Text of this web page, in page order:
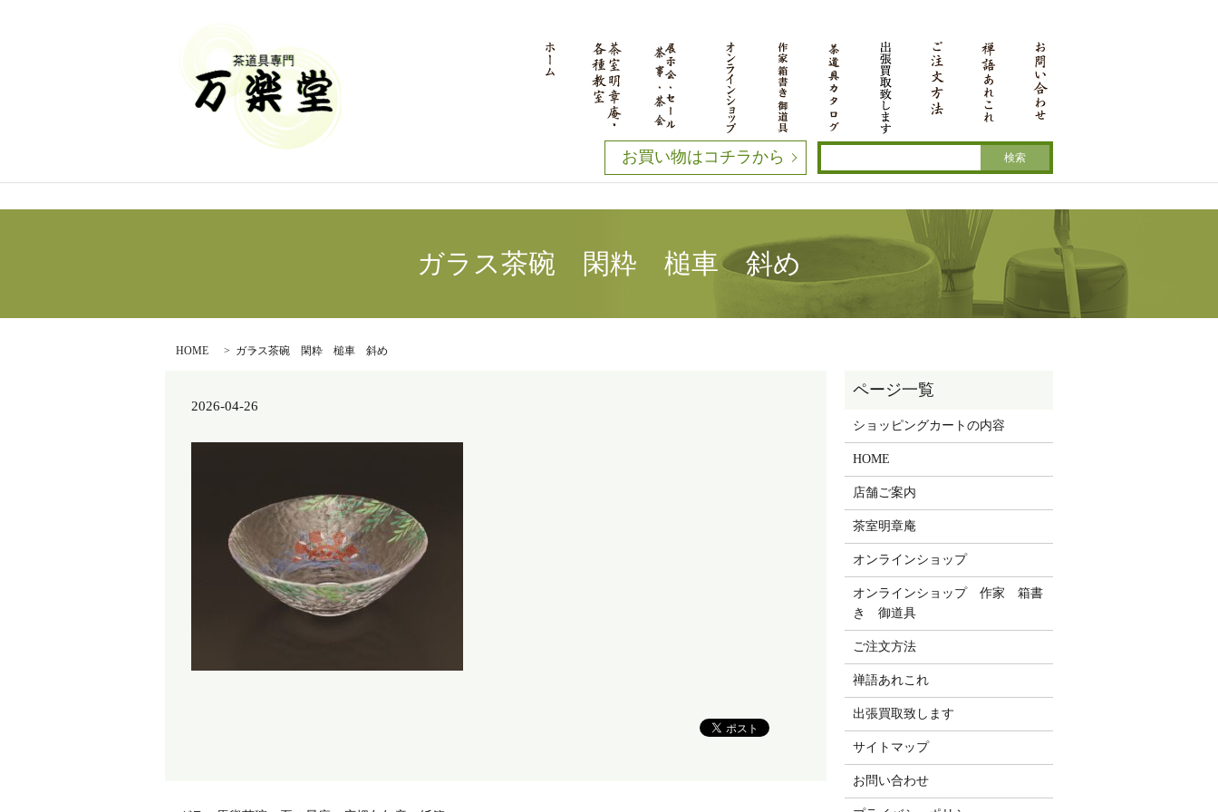
お買い物はコチラから
ガラス茶碗 閑粋 槌車 斜め
HOME ガラス茶碗 閑粋 槌車 斜め
2026-04-26
ショッピングカートの内容
HOME
店舗ご案内
茶室明章庵
オンラインショップ
オンラインショップ 作家 箱書
き 御道具
ご注文方法
禅語あれこれ
出張買取致します
サイトマップ
お問い合わせ